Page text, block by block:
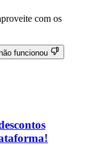
com os
funcionou